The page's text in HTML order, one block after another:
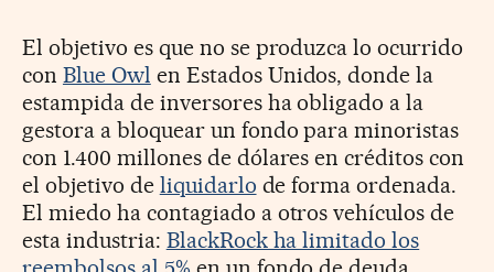
El objetivo es que no se produzca lo ocurrido
con Blue Owl en Estados Unidos, donde la
estampida de inversores ha obligado a la
gestora a bloquear un fondo para minoristas
con 1.400 millones de dólares en créditos con
el objetivo de liquidarlo de forma ordenada.
El miedo ha contagiado a otros vehículos de
esta industria: BlackRock ha limitado los